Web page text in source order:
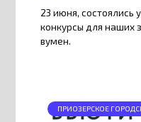
23 июня, состоялись
конкурсы для наших
вумен.
ПРИОЗЕРСКОЕ